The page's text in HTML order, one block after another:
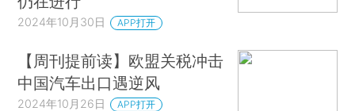
2024年10月30日 APP打开
【周刊提前读】欧盟关税冲击
中国汽车出口遇逆风
2024年10月26日 APP打开